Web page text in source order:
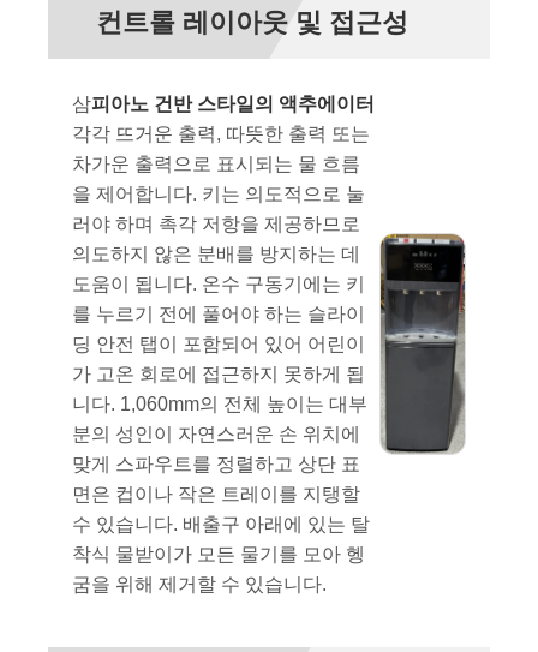
컨트롤 레이아웃 및 접근성
삼피아노 건반 스타일의 액추에이터
각각 뜨거운 출력, 따뜻한 출력 또는
차가운 출력으로 표시되는 물 흐름
을 제어합니다. 키는 의도적으로 눌
러야 하며 촉각 저항을 제공하므로
의도하지 않은 분배를 방지하는 데
도움이 됩니다. 온수 구동기에는 키
를 누르기 전에 풀어야 하는 슬라이
딩 안전 탭이 포함되어 있어 어린이
가 고온 회로에 접근하지 못하게 됩
니다. 1,060mm의 전체 높이는 대부
분의 성인이 자연스러운 손 위치에
맞게 스파우트를 정렬하고 상단 표
면은 컵이나 작은 트레이를 지탱할
수 있습니다. 배출구 아래에 있는 탈
착식 물받이가 모든 물기를 모아 헹
굼을 위해 제거할 수 있습니다.